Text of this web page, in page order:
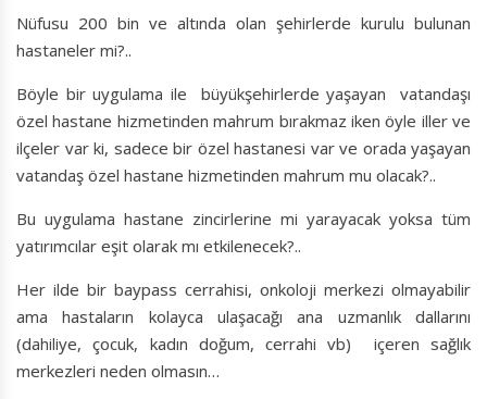
Nüfusu 200 bin ve altında olan şehirlerde kurulu bulunan
hastaneler mi?..
Böyle bir uygulama ile büyükşehirlerde yaşayan vatandaşı
özel hastane hizmetinden mahrum bırakmaz iken öyle iller ve
ilçeler var ki, sadece bir özel hastanesi var ve orada yaşayan
vatandaş özel hastane hizmetinden mahrum mu olacak?..
Bu uygulama hastane zincirlerine mi yarayacak yoksa tüm
yatırımcılar eşit olarak mı etkilenecek?..
Her ilde bir baypass cerrahisi, onkoloji merkezi olmayabilir
ama hastaların kolayca ulaşacağı ana uzmanlık dallarını
(dahiliye, çocuk, kadın doğum, cerrahi vb) içeren sağlık
merkezleri neden olmasın…